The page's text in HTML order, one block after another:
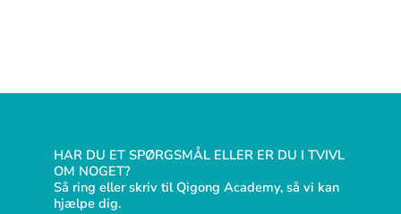
HAR DU ET SPØRGSMÅL ELLER ER DU I TVIVL
OM NOGET?
Så ring eller skriv til Qigong Academy, så vi kan
hjælpe dig.